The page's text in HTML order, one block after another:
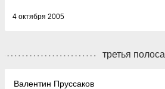
4 октября 2005
третья полоса
Валентин Пруссаков